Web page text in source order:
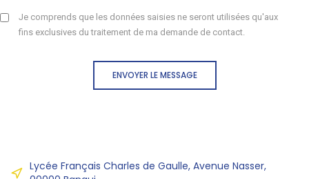
Je comprends que les données saisies ne seront utilisées qu'aux
fins exclusives du traitement de ma demande de contact.
ENVOYER LE MESSAGE
Lycée Français Charles de Gaulle, Avenue Nasser,